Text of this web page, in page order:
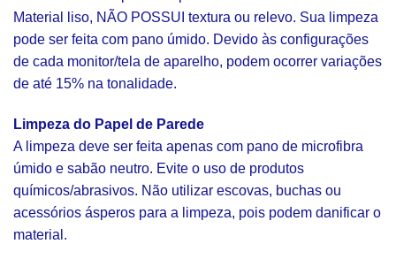
Material liso, NÃO POSSUI textura ou relevo. Sua limpeza
pode ser feita com pano úmido. Devido às configurações
de cada monitor/tela de aparelho, podem ocorrer variações
de até 15% na tonalidade.
Limpeza do Papel de Parede
A limpeza deve ser feita apenas com pano de microfibra
úmido e sabão neutro. Evite o uso de produtos
químicos/abrasivos. Não utilizar escovas, buchas ou
acessórios ásperos para a limpeza, pois podem danificar o
material.